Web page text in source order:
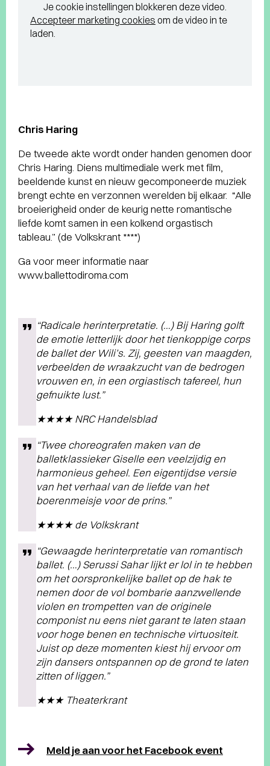
Je cookie instellingen blokkeren deze video.
Accepteer marketing cookies om de video in te
laden.
Chris Haring
De tweede akte wordt onder handen genomen door
Chris Haring. Diens multimediale werk met film,
beeldende kunst en nieuw gecomponeerde muziek
brengt echte en verzonnen werelden bij elkaar. “Alle
broeierigheid onder de keurig nette romantische
liefde komt samen in een kolkend orgastisch
tableau.” (de Volkskrant ****)
Ga voor meer informatie naar
www.ballettodiroma.com
“Radicale herinterpretatie. (…) Bij Haring golft
de emotie letterlijk door het tienkoppige corps
de ballet der Wili’s. Zij, geesten van maagden,
verbeelden de wraakzucht van de bedrogen
vrouwen en, in een orgiastisch tafereel, hun
gefnuikte lust.”
★★★★ NRC Handelsblad
“Twee choreografen maken van de
balletklassieker Giselle een veelzijdig en
harmonieus geheel. Een eigentijdse versie
van het verhaal van de liefde van het
boerenmeisje voor de prins.”
★★★★ de Volkskrant
“Gewaagde herinterpretatie van romantisch
ballet. (…) Serussi Sahar lijkt er lol in te hebben
om het oorspronkelijke ballet op de hak te
nemen door de vol bombarie aanzwellende
violen en trompetten van de originele
componist nu eens niet garant te laten staan
voor hoge benen en technische virtuositeit.
Juist op deze momenten kiest hij ervoor om
zijn dansers ontspannen op de grond te laten
zitten of liggen.”
★★★ Theaterkrant
Meld je aan voor het Facebook event